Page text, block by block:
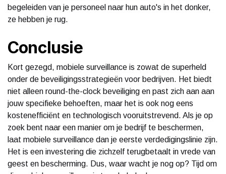
begeleiden van je personeel naar hun auto's in het donker,
ze hebben je rug.
Conclusie
Kort gezegd, mobiele surveillance is zowat de superheld
onder de beveiligingsstrategieën voor bedrijven. Het biedt
niet alleen round-the-clock beveiliging en past zich aan aan
jouw specifieke behoeften, maar het is ook nog eens
kostenefficiënt en technologisch vooruitstrevend. Als je op
zoek bent naar een manier om je bedrijf te beschermen,
laat mobiele surveillance dan je eerste verdedigingslinie zijn.
Het is een investering die zichzelf terugbetaalt in vrede van
geest en bescherming. Dus, waar wacht je nog op? Tijd om